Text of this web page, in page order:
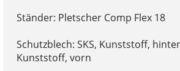
Ständer: Pletscher Comp Flex 18
Schutzblech: SKS, Kunststoff,
Kunststoff, vorn